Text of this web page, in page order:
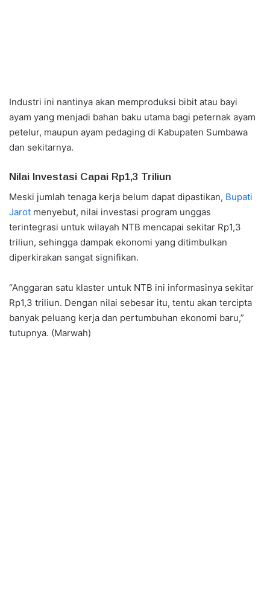
Industri ini nantinya akan memproduksi bibit atau bayi
ayam yang menjadi bahan baku utama bagi peternak ayam
petelur, maupun ayam pedaging di Kabupaten Sumbawa
dan sekitarnya.
Nilai Investasi Capai Rp1,3 Triliun
Meski jumlah tenaga kerja belum dapat dipastikan, Bupati
Jarot menyebut, nilai investasi program unggas
terintegrasi untuk wilayah NTB mencapai sekitar Rp1,3
triliun, sehingga dampak ekonomi yang ditimbulkan
diperkirakan sangat signifikan.
“Anggaran satu klaster untuk NTB ini informasinya sekitar
Rp1,3 triliun. Dengan nilai sebesar itu, tentu akan tercipta
banyak peluang kerja dan pertumbuhan ekonomi baru,”
tutupnya. (Marwah)